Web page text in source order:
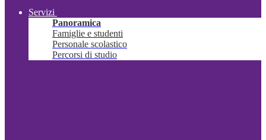
Servizi
Panoramica
Famiglie e studenti
Personale scolastico
Percorsi di studio